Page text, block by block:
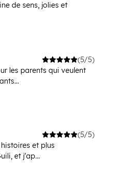
de sens, jolies et
(5/5)
les parents qui veulent
(5/5)
et plus
et j'ap...